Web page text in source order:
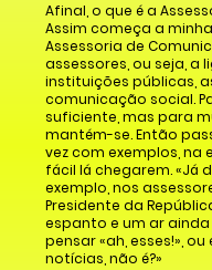
Afinal, o que é a
Assim começa a
Assessoria de
assessores, ou seja, a
instituições públicas,
comunicação social.
suficiente, mas para
mantém-se. Então
vez com exemplos, na
fácil lá chegarem. «Já
exemplo, nos
Presidente da
espanto e um ar
pensar «ah, esses!»,
notícias, não é?»